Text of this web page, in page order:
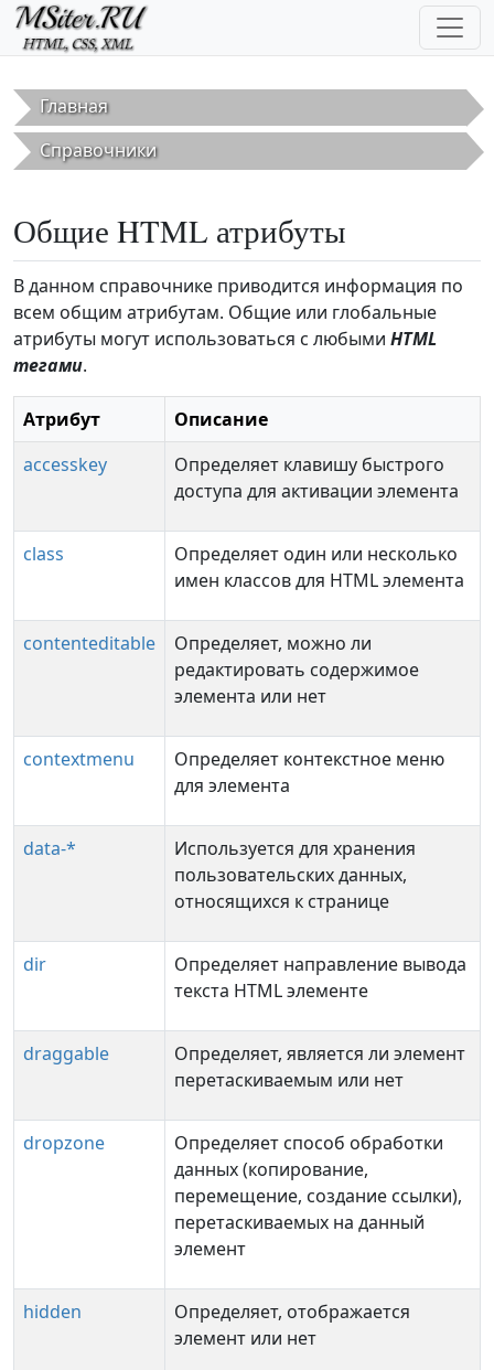
Перейти к основному содержанию
Главная
Справочники
Общие HTML атрибуты
В данном справочнике приводится информация по
всем общим атрибутам. Общие или глобальные
атрибуты могут использоваться с любыми HTML
тегами.
Атрибут
Описание
accesskey
Определяет клавишу быстрого
доступа для активации элемента
class
Определяет один или несколько
имен классов для HTML элемента
contenteditable
Определяет, можно ли
редактировать содержимое
элемента или нет
contextmenu
Определяет контекстное меню
для элемента
data-*
Используется для хранения
пользовательских данных,
относящихся к странице
dir
Определяет направление вывода
текста HTML элементе
draggable
Определяет, является ли элемент
перетаскиваемым или нет
dropzone
Определяет способ обработки
данных (копирование,
перемещение, создание ссылки),
перетаскиваемых на данный
элемент
hidden
Определяет, отображается
элемент или нет